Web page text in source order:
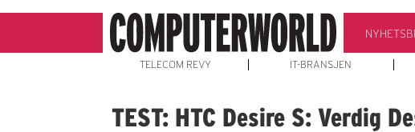
TELECOM REVY IT-BRANSJEN
TEST: HTC Desire S: Verdig